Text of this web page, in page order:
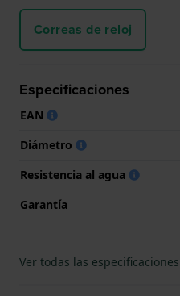
Correas de reloj
Especificaciones
EAN
Diámetro
Resistencia al agua
Garantía
Ver todas las especificaciones